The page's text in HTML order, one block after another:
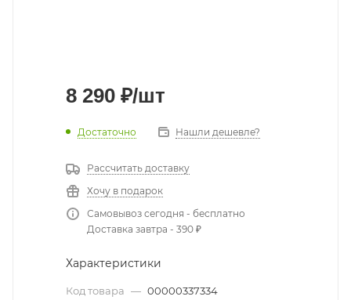
8 290 ₽/шт
Достаточно Нашли дешевле?
Рассчитать доставку
Хочу в подарок
Самовывоз сегодня - бесплатно
Доставка завтра - 390 ₽
Характеристики
Код товара — 00000337334